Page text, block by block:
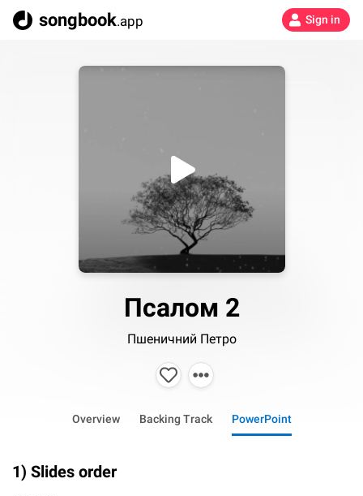
songbook.app Sign in
Псалом 2
Пшеничний Петро
Overview Backing Track PowerPoint
1) Slides order